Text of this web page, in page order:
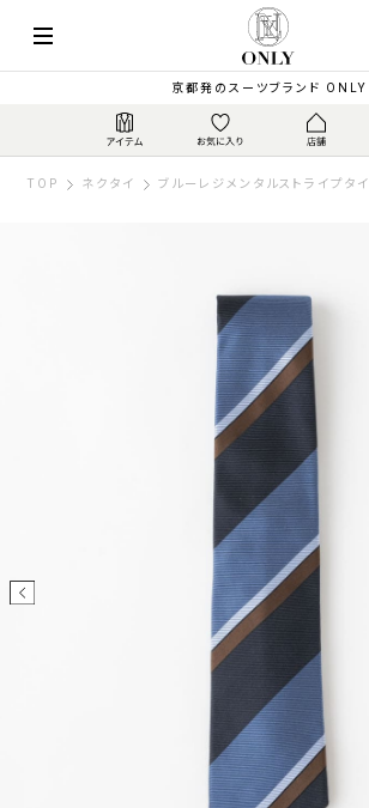
京都発のスーツブランド ONLY
TOP ネクタイ ブルーレジメンタルストライプタイ